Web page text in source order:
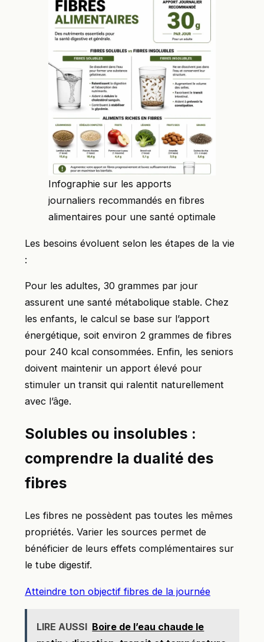
Infographie sur les apports
journaliers recommandés en fibres
alimentaires pour une santé optimale
Les besoins évoluent selon les étapes de la vie
:
Pour les adultes, 30 grammes par jour
assurent une santé métabolique stable. Chez
les enfants, le calcul se base sur l’apport
énergétique, soit environ 2 grammes de fibres
pour 240 kcal consommées. Enfin, les seniors
doivent maintenir un apport élevé pour
stimuler un transit qui ralentit naturellement
avec l’âge.
Solubles ou insolubles :
comprendre la dualité des
fibres
Les fibres ne possèdent pas toutes les mêmes
propriétés. Varier les sources permet de
bénéficier de leurs effets complémentaires sur
le tube digestif.
Atteindre ton objectif fibres de la journée
LIRE AUSSI Boire de l’eau chaude le